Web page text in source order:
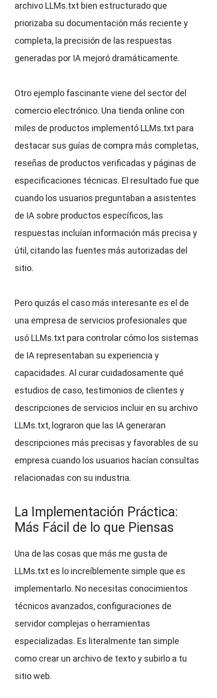
archivo LLMs.txt bien estructurado que
priorizaba su documentación más reciente y
completa, la precisión de las respuestas
generadas por IA mejoró dramáticamente.
Otro ejemplo fascinante viene del sector del
comercio electrónico. Una tienda online con
miles de productos implementó LLMs.txt para
destacar sus guías de compra más completas,
reseñas de productos verificadas y páginas de
especificaciones técnicas. El resultado fue que
cuando los usuarios preguntaban a asistentes
de IA sobre productos específicos, las
respuestas incluían información más precisa y
útil, citando las fuentes más autorizadas del
sitio.
Pero quizás el caso más interesante es el de
una empresa de servicios profesionales que
usó LLMs.txt para controlar cómo los sistemas
de IA representaban su experiencia y
capacidades. Al curar cuidadosamente qué
estudios de caso, testimonios de clientes y
descripciones de servicios incluir en su archivo
LLMs.txt, lograron que las IA generaran
descripciones más precisas y favorables de su
empresa cuando los usuarios hacían consultas
relacionadas con su industria.
La Implementación Práctica:
Más Fácil de lo que Piensas
Una de las cosas que más me gusta de
LLMs.txt es lo increíblemente simple que es
implementarlo. No necesitas conocimientos
técnicos avanzados, configuraciones de
servidor complejas o herramientas
especializadas. Es literalmente tan simple
como crear un archivo de texto y subirlo a tu
sitio web.